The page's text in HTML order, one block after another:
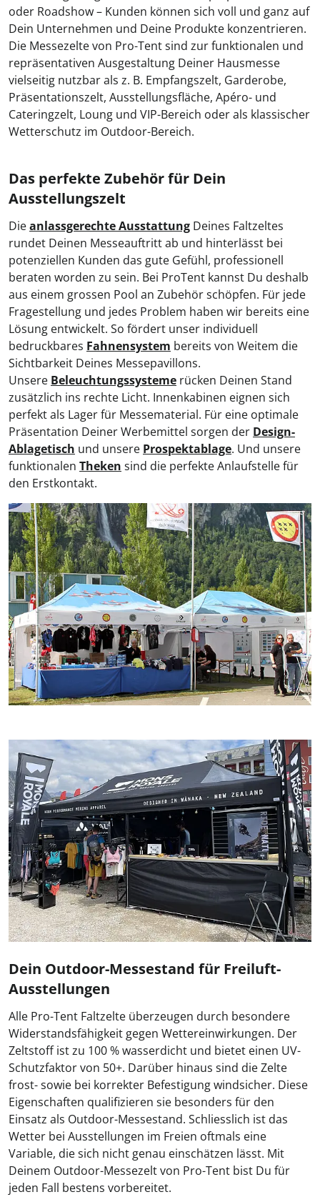
oder Roadshow – Kunden können sich voll und ganz auf
Dein Unternehmen und Deine Produkte konzentrieren.
Die Messezelte von Pro-Tent sind zur funktionalen und
repräsentativen Ausgestaltung Deiner Hausmesse
vielseitig nutzbar als z. B. Empfangszelt, Garderobe,
Präsentationszelt, Ausstellungsfläche, Apéro- und
Cateringzelt, Loung und VIP-Bereich oder als klassischer
Wetterschutz im Outdoor-Bereich.
Das perfekte Zubehör für Dein
Ausstellungszelt
Dieanlassgerechte Ausstattung Deines Faltzeltes
rundet Deinen Messeauftritt ab und hinterlässt bei
potenziellen Kunden das gute Gefühl, professionell
beraten worden zu sein. Bei ProTent kannst Du deshalb
aus einem grossen Pool an Zubehör schöpfen. Für jede
Fragestellung und jedes Problem haben wir bereits eine
Lösung entwickelt. So fördert unser individuell
bedruckbares Fahnensystem bereits von Weitem die
Sichtbarkeit Deines Messepavillons.
Unsere Beleuchtungssysteme rücken Deinen Stand
zusätzlich ins rechte Licht. Innenkabinen eignen sich
perfekt als Lager für Messematerial. Für eine optimale
Präsentation Deiner Werbemittel sorgen der Design-
Ablagetisch und unsere Prospektablage. Und unsere
funktionalen Theken sind die perfekte Anlaufstelle für
den Erstkontakt.
Dein Outdoor-Messestand für Freiluft-
Ausstellungen
Alle Pro-Tent Faltzelte überzeugen durch besondere
Widerstandsfähigkeit gegen Wettereinwirkungen. Der
Zeltstoff ist zu 100 % wasserdicht und bietet einen UV-
Schutzfaktor von 50+. Darüber hinaus sind die Zelte
frost- sowie bei korrekter Befestigung windsicher. Diese
Eigenschaften qualifizieren sie besonders für den
Einsatz als Outdoor-Messestand. Schliesslich ist das
Wetter bei Ausstellungen im Freien oftmals eine
Variable, die sich nicht genau einschätzen lässt. Mit
Deinem Outdoor-Messezelt von Pro-Tent bist Du für
jeden Fall bestens vorbereitet.